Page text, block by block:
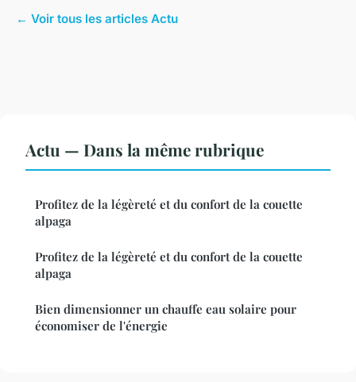
← Voir tous les articles Actu
Actu — Dans la même rubrique
Profitez de la légèreté et du confort de la couette
alpaga
Profitez de la légèreté et du confort de la couette
alpaga
Bien dimensionner un chauffe eau solaire pour
économiser de l'énergie